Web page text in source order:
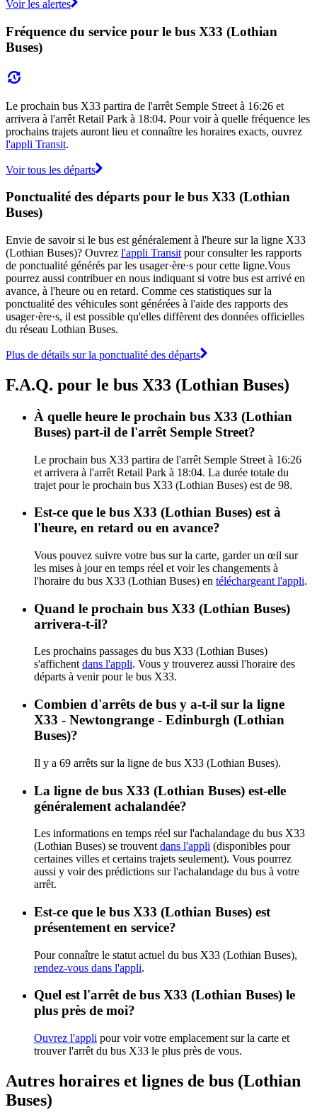
Voir les alertes
Fréquence du service pour le bus X33 (Lothian
Buses)
Le prochain bus X33 partira de l'arrêt Semple Street à 16:26 et
arrivera à l'arrêt Retail Park à 18:04. Pour voir à quelle fréquence les
prochains trajets auront lieu et connaître les horaires exacts, ouvrez
l'appli Transit.
Voir tous les départs
Ponctualité des départs pour le bus X33 (Lothian
Buses)
Envie de savoir si le bus est généralement à l'heure sur la ligne X33
(Lothian Buses)? Ouvrez l'appli Transit pour consulter les rapports
de ponctualité générés par les usager·ère·s pour cette ligne.Vous
pourrez aussi contribuer en nous indiquant si votre bus est arrivé en
avance, à l'heure ou en retard. Comme ces statistiques sur la
ponctualité des véhicules sont générées à l'aide des rapports des
usager·ère·s, il est possible qu'elles diffèrent des données officielles
du réseau Lothian Buses.
Plus de détails sur la ponctualité des départs
F.A.Q. pour le bus X33 (Lothian Buses)
À quelle heure le prochain bus X33 (Lothian
Buses) part-il de l'arrêt Semple Street?
Le prochain bus X33 partira de l'arrêt Semple Street à 16:26
et arrivera à l'arrêt Retail Park à 18:04. La durée totale du
trajet pour le prochain bus X33 (Lothian Buses) est de 98.
Est-ce que le bus X33 (Lothian Buses) est à
l'heure, en retard ou en avance?
Vous pouvez suivre votre bus sur la carte, garder un œil sur
les mises à jour en temps réel et voir les changements à
l'horaire du bus X33 (Lothian Buses) en téléchargeant l'appli.
Quand le prochain bus X33 (Lothian Buses)
arrivera-t-il?
Les prochains passages du bus X33 (Lothian Buses)
s'affichent dans l'appli. Vous y trouverez aussi l'horaire des
départs à venir pour le bus X33.
Combien d'arrêts de bus y a-t-il sur la ligne
X33 - Newtongrange - Edinburgh (Lothian
Buses)?
Il y a 69 arrêts sur la ligne de bus X33 (Lothian Buses).
La ligne de bus X33 (Lothian Buses) est-elle
généralement achalandée?
Les informations en temps réel sur l'achalandage du bus X33
(Lothian Buses) se trouvent dans l'appli (disponibles pour
certaines villes et certains trajets seulement). Vous pourrez
aussi y voir des prédictions sur l'achalandage du bus à votre
arrêt.
Est-ce que le bus X33 (Lothian Buses) est
présentement en service?
Pour connaître le statut actuel du bus X33 (Lothian Buses),
rendez-vous dans l'appli.
Quel est l'arrêt de bus X33 (Lothian Buses) le
plus près de moi?
Ouvrez l'appli pour voir votre emplacement sur la carte et
trouver l'arrêt du bus X33 le plus près de vous.
Autres horaires et lignes de bus (Lothian
Buses)